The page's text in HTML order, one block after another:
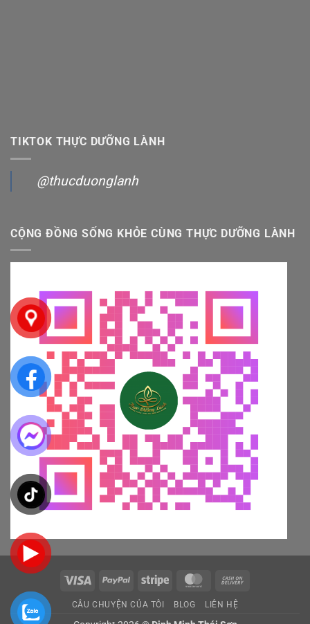
TIKTOK THỰC DƯỠNG LÀNH
@thucduonglanh
CỘNG ĐỒNG SỐNG KHỎE CÙNG THỰC DƯỠNG LÀNH
Visa PayPal Stripe MasterCard
CÂU CHUYỆN CỦA TÔI BLOG LIÊN HỆ